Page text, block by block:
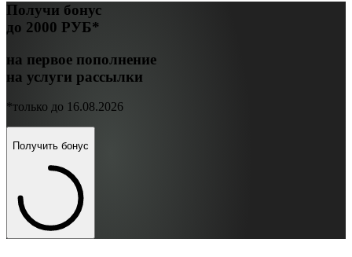
Получи бонус
до 2000 РУБ*
на первое пополнение
на услуги рассылки
*только до 16.08.2026
Получить бонус